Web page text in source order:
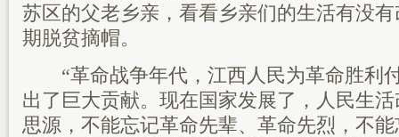
苏区的父老乡亲，看看乡亲们的生活有没
期脱贫摘帽。
“革命战争年代，江西人民为革命胜利
出了巨大贡献。现在国家发展了，人民生
思源，不能忘记革命先辈、革命先烈，不